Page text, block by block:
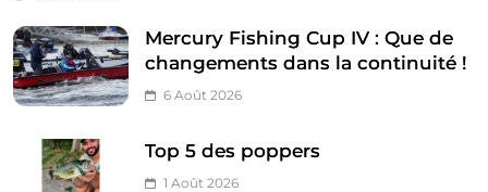
Mercury Fishing Cup IV : Que de
changements dans la continuité !
6 Août 2026
Top 5 des poppers
1 Août 2026